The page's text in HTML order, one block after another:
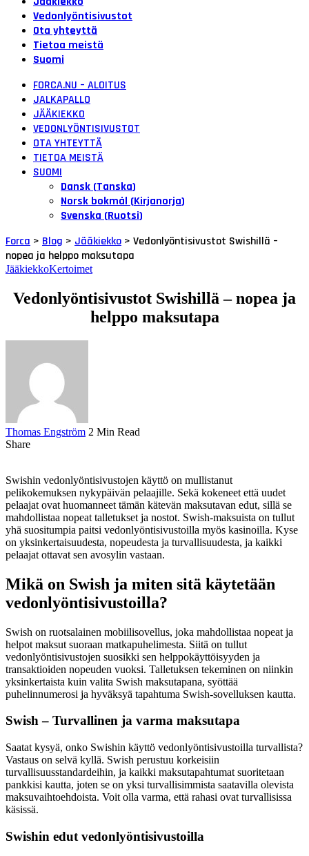
Vedonlyöntisivustot
Ota yhteyttä
Tietoa meistä
Suomi
FORCA.NU – ALOITUS
JALKAPALLO
JÄÄKIEKKO
VEDONLYÖNTISIVUSTOT
OTA YHTEYTTÄ
TIETOA MEISTÄ
SUOMI
Dansk (Tanska)
Norsk bokmål (Kirjanorja)
Svenska (Ruotsi)
Forca > Blog > Jääkiekko > Vedonlyöntisivustot Swishillä –
nopea ja helppo maksutapa
JääkiekkoKertoimet
Vedonlyöntisivustot Swishillä – nopea ja
helppo maksutapa
Thomas Engström 2 Min Read
Share
Swishin vedonlyöntisivustojen käyttö on mullistanut
pelikokemuksen nykypäivän pelaajille. Sekä kokeneet että uudet
pelaajat ovat huomanneet tämän kätevän maksutavan edut, sillä se
mahdollistaa nopeat talletukset ja nostot. Swish-maksuista on tullut
yhä suositumpia paitsi vedonlyöntisivustoilla myös kasinoilla. Kyse
on yksinkertaisuudesta, nopeudesta ja turvallisuudesta, ja kaikki
pelaajat ottavat sen avosylin vastaan.
Mikä on Swish ja miten sitä käytetään
vedonlyöntisivustoilla?
Swish on ruotsalainen mobiilisovellus, joka mahdollistaa nopeat ja
helpot maksut suoraan matkapuhelimesta. Siitä on tullut
vedonlyöntisivustojen suosikki sen helppokäyttöisyyden ja
transaktioiden nopeuden vuoksi. Talletuksen tekeminen on niinkin
yksinkertaista kuin valita Swish maksutapana, syöttää
puhelinnumerosi ja hyväksyä tapahtuma Swish-sovelluksen kautta.
Swish – Turvallinen ja varma maksutapa
Saatat kysyä, onko Swishin käyttö vedonlyöntisivustoilla turvallista?
Vastaus on selvä kyllä. Swish perustuu korkeisiin
turvallisuusstandardeihin, ja kaikki maksutapahtumat suoritetaan
pankkisi kautta, joten se on yksi turvallisimmista saatavilla olevista
maksuvaihtoehdoista. Voit olla varma, että rahasi ovat turvallisissa
käsissä.
Swishin edut vedonlyöntisivustoilla